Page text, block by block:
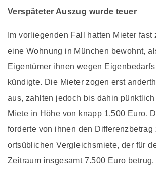
Verspäteter Auszug wurde teuer
Im vorliegenden Fall hatten Mieter fast
eine Wohnung in München bewohnt,
Eigentümer ihnen wegen
kündigte. Die Mieter zogen erst
aus, zahlten jedoch bis dahin
Miete in Höhe von knapp 1.500 Euro.
forderte von ihnen den
ortsüblichen Vergleichsmiete, der für
Zeitraum insgesamt 7.500 Euro betrug.